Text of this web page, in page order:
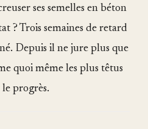
ses semelles en béton
? Trois semaines de retard
Depuis il ne jure plus que
quoi même les plus têtus
progrès.